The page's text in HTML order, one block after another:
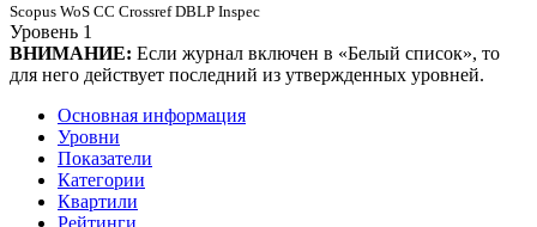
Scopus WoS CC Crossref DBLP Inspec
Уровень 1
ВНИМАНИЕ: Если журнал включен в «Белый список», то
для него действует последний из утвержденных уровней.
Основная информация
Уровни
Показатели
Категории
Квартили
Рейтинги